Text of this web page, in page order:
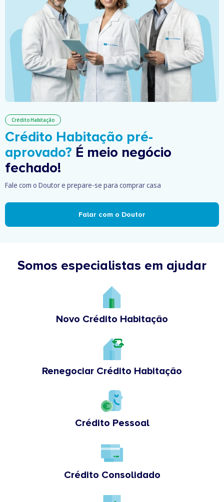
Crédito Habitação
Crédito Habitação pré-
aprovado? É meio negócio
fechado!
Fale com o Doutor e prepare-se para comprar casa
Falar com o Doutor
Somos especialistas em ajudar
Novo Crédito Habitação
Renegociar Crédito Habitação
Crédito Pessoal
Crédito Consolidado